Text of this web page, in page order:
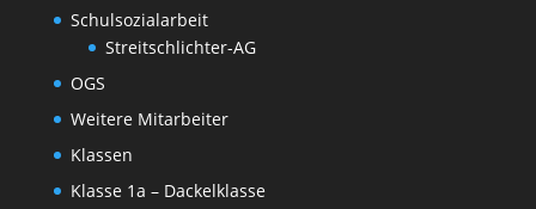
Schulsozialarbeit
Streitschlichter-AG
OGS
Weitere Mitarbeiter
Klassen
Klasse 1a – Dackelklasse